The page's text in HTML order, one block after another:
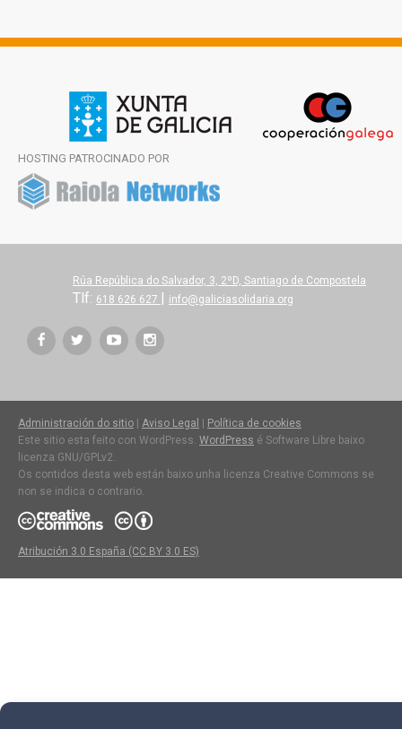
HOSTING PATROCINADO POR
Rúa República do Salvador, 3, 2ºD, Santiago de Compostela
Tlf: 618 626 627 | info@galiciasolidaria.org
Administración do sitio | Aviso Legal | Política de cookies
Este sitio esta feito con WordPress. WordPress é Software Libre baixo
licenza GNU/GPLv2.
Os contidos desta web están baixo unha licenza Creative Commons se
non se indica o contrario.
Atribución 3.0 España (CC BY 3.0 ES)